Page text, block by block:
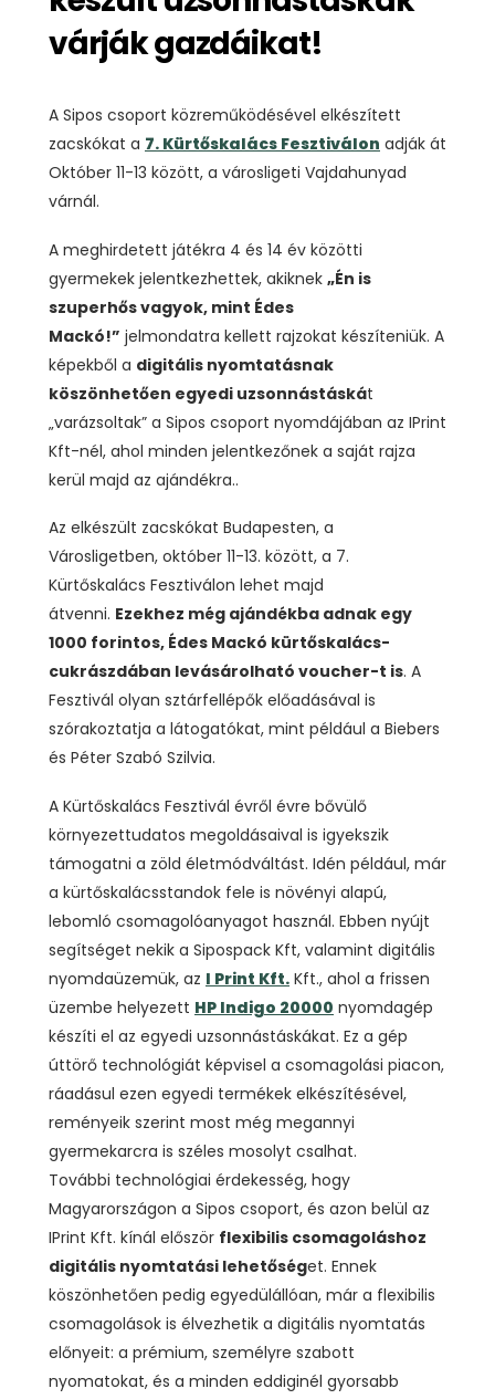
várják gazdáikat!
A Sipos csoport közreműködésével elkészített
zacskókat a 7. Kürtőskalács Fesztiválon adják át
Október 11-13 között, a városligeti Vajdahunyad
várnál.
A meghirdetett játékra 4 és 14 év közötti
gyermekek jelentkezhettek, akiknek „Én is
szuperhős vagyok, mint Édes
Mackó!” jelmondatra kellett rajzokat készíteniük. A
képekből a digitális nyomtatásnak
köszönhetően egyedi uzsonnástáskát
„varázsoltak” a Sipos csoport nyomdájában az IPrint
Kft-nél, ahol minden jelentkezőnek a saját rajza
kerül majd az ajándékra..
Az elkészült zacskókat Budapesten, a
Városligetben, október 11-13. között, a 7.
Kürtőskalács Fesztiválon lehet majd
átvenni. Ezekhez még ajándékba adnak egy
1000 forintos, Édes Mackó kürtőskalács-
cukrászdában levásárolható voucher-t is. A
Fesztivál olyan sztárfellépők előadásával is
szórakoztatja a látogatókat, mint például a Biebers
és Péter Szabó Szilvia.
A Kürtőskalács Fesztivál évről évre bővülő
környezettudatos megoldásaival is igyekszik
támogatni a zöld életmódváltást. Idén például, már
a kürtőskalácsstandok fele is növényi alapú,
lebomló csomagolóanyagot használ. Ebben nyújt
segítséget nekik a Sipospack Kft, valamint digitális
nyomdaüzemük, az I Print Kft. Kft., ahol a frissen
üzembe helyezett HP Indigo 20000 nyomdagép
készíti el az egyedi uzsonnástáskákat. Ez a gép
úttörő technológiát képvisel a csomagolási piacon,
ráadásul ezen egyedi termékek elkészítésével,
reményeik szerint most még megannyi
gyermekarcra is széles mosolyt csalhat.
További technológiai érdekesség, hogy
Magyarországon a Sipos csoport, és azon belül az
IPrint Kft. kínál először flexibilis csomagoláshoz
digitális nyomtatási lehetőséget. Ennek
köszönhetően pedig egyedülállóan, már a flexibilis
csomagolások is élvezhetik a digitális nyomtatás
előnyeit: a prémium, személyre szabott
nyomatokat, és a minden eddiginél gyorsabb